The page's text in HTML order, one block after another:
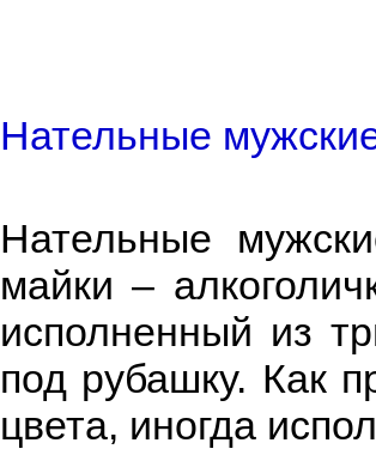
Нательные
Нательные
майки –
исполненный из
под рубашку. Как
цвета, иногда